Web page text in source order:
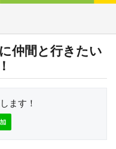
仲間と行きたい
ます！